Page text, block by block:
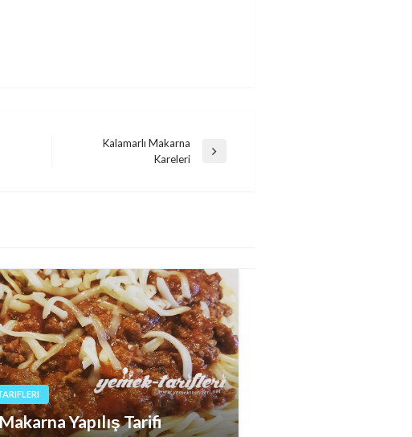
Kalamarlı Makarna
Kareleri
Yapılış Tarifi